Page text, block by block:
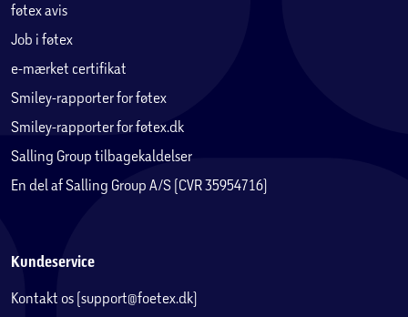
føtex avis
Job i føtex
e-mærket certifikat
Smiley-rapporter for føtex
Smiley-rapporter for føtex.dk
Salling Group tilbagekaldelser
En del af Salling Group A/S (CVR 35954716)
Kundeservice
Kontakt os (support@foetex.dk)